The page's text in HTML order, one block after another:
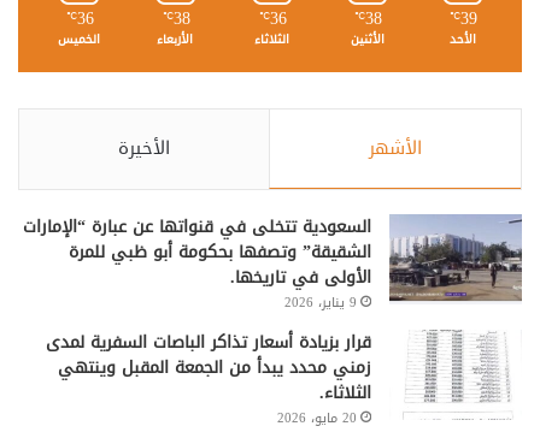
39
℃
الأحد
38
℃
الأثنين
36
℃
الثلاثاء
38
℃
الأربعاء
36
℃
الخميس
الأشهر الأخيرة
السعودية تتخلى في قنواتها عن عبارة “الإمارات
الشقيقة” وتصفها بحكومة أبو ظبي للمرة
الأولى في تاريخها.
9 يناير، 2026
قرار بزيادة أسعار تذاكر الباصات السفرية لمدى
زمني محدد يبدأ من الجمعة المقبل وينتهي
الثلاثاء.
20 مايو، 2026